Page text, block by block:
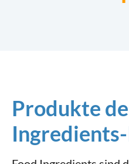
Produkte